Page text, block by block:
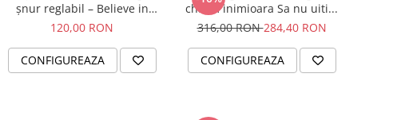
șnur reglabil – Believe in
Yourself
120,00 RON
CONFIGUREAZA
charm inimioara Sa nu uiti...
316,00 RON284,40 RON
CONFIGUREAZA